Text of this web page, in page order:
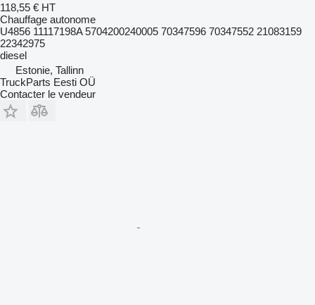
118,55 € HT
Chauffage autonome
U4856 11117198A 5704200240005 70347596 70347552 21083159
22342975
diesel
Estonie, Tallinn
TruckParts Eesti OÜ
Contacter le vendeur